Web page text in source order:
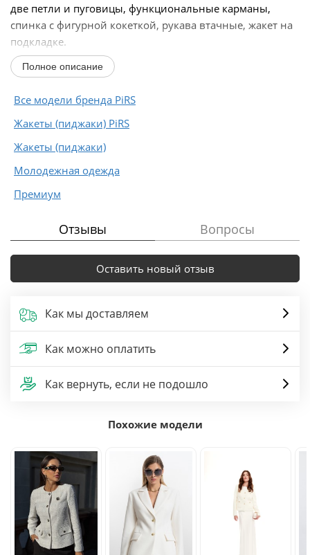
две петли и пуговицы, функциональные карманы,
спинка с фигурной кокеткой, рукава втачные, жакет на
подкладке.
Длина по спинке около 55 в размерах...
Полное описание
Все модели бренда PiRS
Жакеты (пиджаки) PiRS
Жакеты (пиджаки)
Молодежная одежда
Премиум
Отзывы Вопросы
Оставить новый отзыв
Как мы доставляем
Как можно оплатить
Как вернуть, если не подошло
Похожие модели